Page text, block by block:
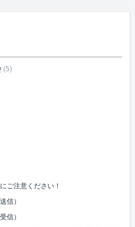
5
ご注意ください！
信）
信）